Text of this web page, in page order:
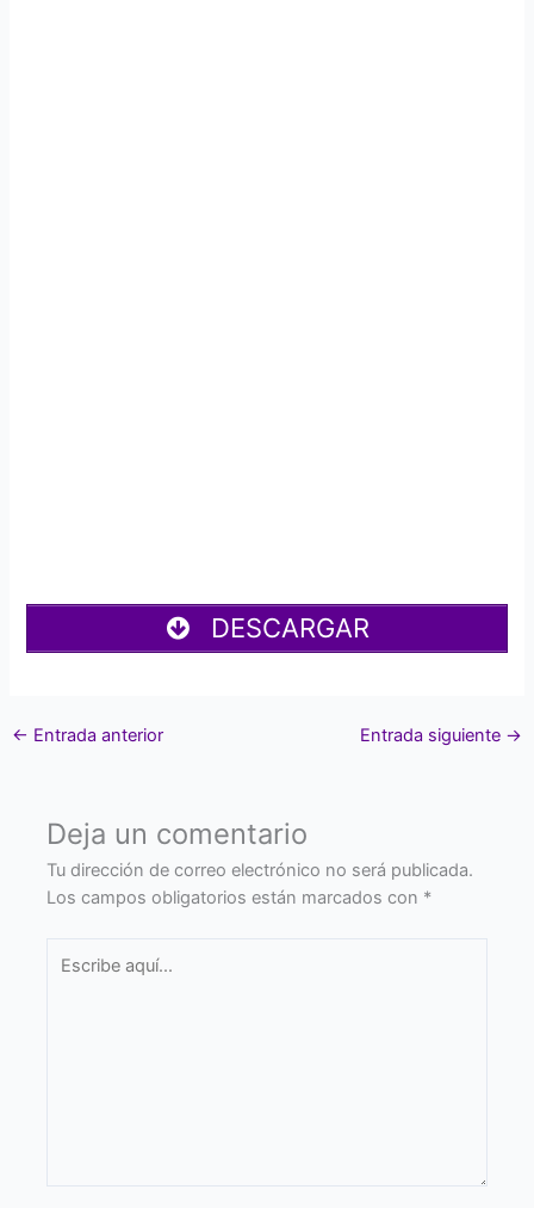
DESCARGAR
← Entrada anterior Entrada siguiente →
Deja un comentario
Tu dirección de correo electrónico no será publicada.
Los campos obligatorios están marcados con *
aquí...